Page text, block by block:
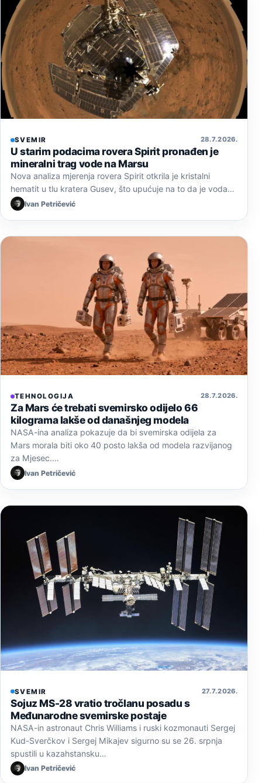
SVEMIR 28. 7. 2026.
U starim podacima rovera Spirit pronađen je
mineralni trag vode na Marsu
Nova analiza mjerenja rovera Spirit otkrila je kristalni
hematit u tlu kratera Gusev, što upućuje na to da je voda…
Ivan Petričević
TEHNOLOGIJA 28. 7. 2026.
Za Mars će trebati svemirsko odijelo 66
kilograma lakše od današnjeg modela
NASA-ina analiza pokazuje da bi svemirska odijela za
Mars morala biti oko 40 posto lakša od modela razvijanog
za Mjesec.…
Ivan Petričević
SVEMIR 27. 7. 2026.
Sojuz MS-28 vratio tročlanu posadu s
Međunarodne svemirske postaje
NASA-in astronaut Chris Williams i ruski kozmonauti Sergej
Kud-Sverčkov i Sergej Mikajev sigurno su se 26. srpnja
spustili u kazahstansku…
Ivan Petričević